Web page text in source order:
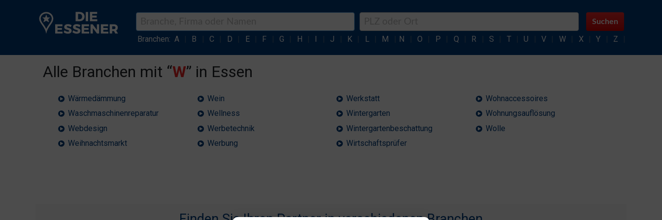
Suchen
Branchen: A B C D E F G H I J K L M N O P Q R S T U V W X Y Z
Alle Branchen mit “W” in Essen
Wärmedämmung
Waschmaschinenreparatur
Webdesign
Weihnachtsmarkt
Wein
Wellness
Werbetechnik
Werbung
Werkstatt
Wintergarten
Wintergartenbeschattung
Wirtschaftsprüfer
Wohnaccessoires
Wohnungsauflösung
Wolle